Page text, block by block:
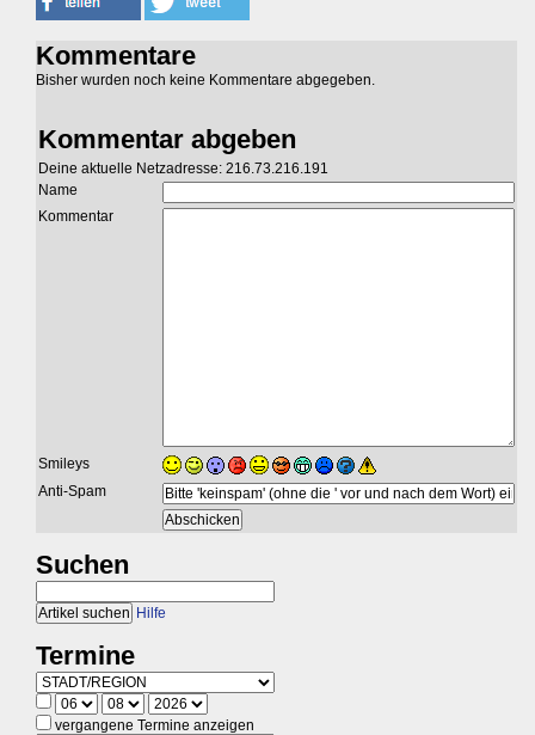
Kommentare
Bisher wurden noch keine Kommentare abgegeben.
Kommentar abgeben
Deine aktuelle Netzadresse: 216.73.216.191
Name
Kommentar
Smileys
Anti-Spam
Suchen
Hilfe
Termine
vergangene Termine anzeigen